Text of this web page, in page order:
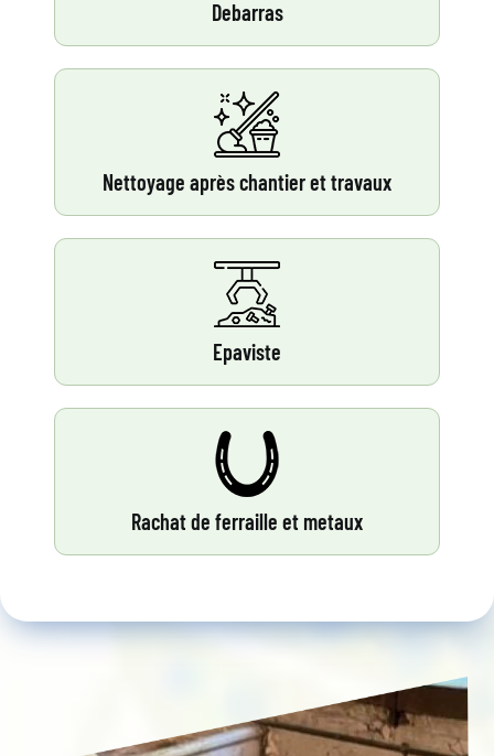
Debarras
Nettoyage après chantier et travaux
Epaviste
Rachat de ferraille et metaux